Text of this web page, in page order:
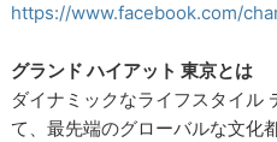
https://www.facebook.com/
グランド ハイアット 東京とは
ダイナミックなライフスタイル
て、最先端のグローバルな文化